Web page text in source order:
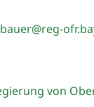
von